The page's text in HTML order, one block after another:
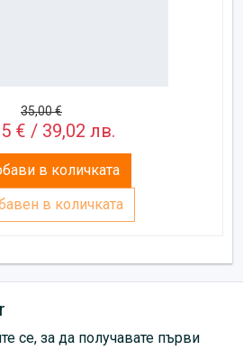
35,00 €
€ / 39,02 лв.
в количката
в количката
се, за да получавате първи